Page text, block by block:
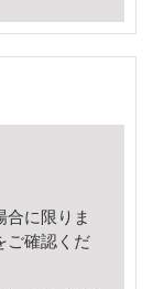
合に限りま
ご確認くだ